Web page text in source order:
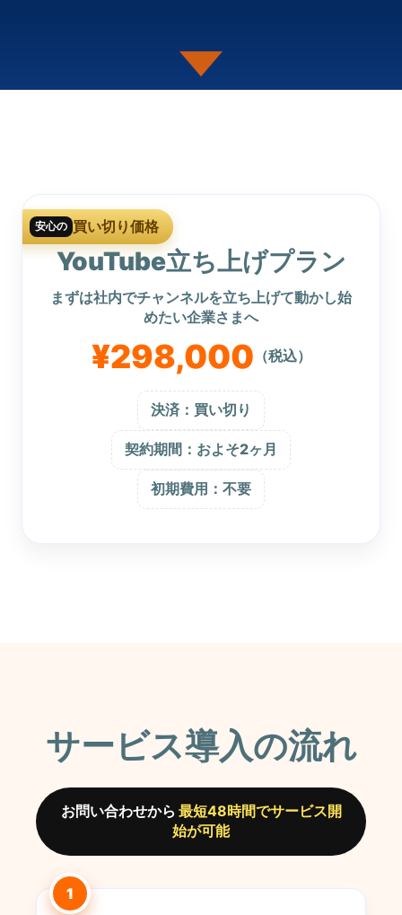
安心の 買い切り価格
YouTube立ち上げプラン
まずは社内でチャンネルを立ち上げて動かし始
めたい企業さまへ
¥298,000 （税込）
決済：買い切り
契約期間：およそ2ヶ月
初期費用：不要
サービス導入の流れ
お問い合わせから 最短48時間でサービス開
始が可能
1